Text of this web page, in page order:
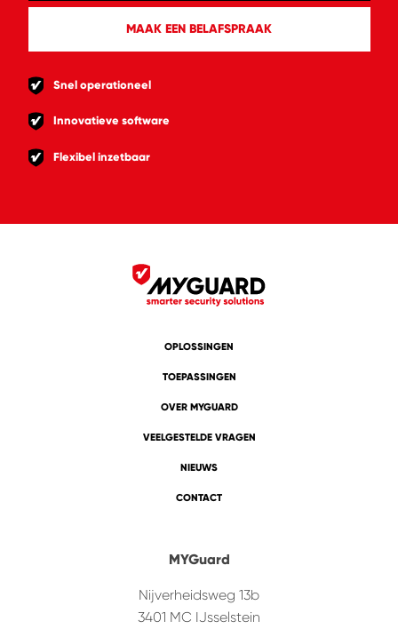
MAAK EEN BELAFSPRAAK
Snel operationeel
Innovatieve software
Flexibel inzetbaar
OPLOSSINGEN
TOEPASSINGEN
OVER MYGUARD
VEELGESTELDE VRAGEN
NIEUWS
CONTACT
MYGuard
Nijverheidsweg 13b
3401 MC IJsselstein